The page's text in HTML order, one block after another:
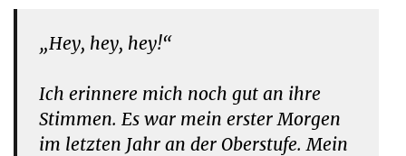
„Hey, hey, hey!“
Ich erinnere mich noch gut an ihre
Stimmen. Es war mein erster Morgen
im letzten Jahr an der Oberstufe. Mein